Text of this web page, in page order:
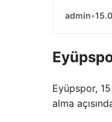
admin•
Eyüpspor,
alma